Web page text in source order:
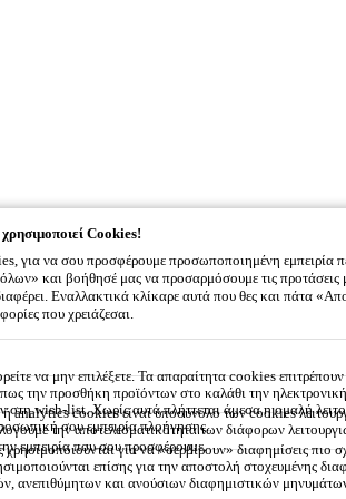
χρησιμοποιεί Cookies!
για να σου προσφέρουμε προσωποποιημένη εμπειρία
και βοήθησέ μας να προσαρμόσουμε τις προτάσεις
Εναλλακτικά κλίκαρε αυτά που θες και πάτα
που χρειάζεσαι.
να μην επιλέξετε. Τα απαραίτητα cookies
την προσθήκη προϊόντων στο καλάθι την
στη wish-list. Χωρίς αυτά πλήττεται άμεσα η ομαλή
σου εμπειρία πλοήγησης.
analytics cookies είναι υποσύνολο των cookies
την αποτελεσματικότητα των διάφορων
εμπειρία που σου προσφέρουμε.
για να «σερβίρουν» διαφημίσεις πιο
επίσης για την αποστολή στοχευμένης
ανεπιθύμητων και ανούσιων διαφημιστικών